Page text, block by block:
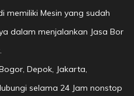
memiliki Mesin yang sudah
dalam menjalankan Jasa Bor
Depok, Jakarta,
selama 24 Jam nonstop